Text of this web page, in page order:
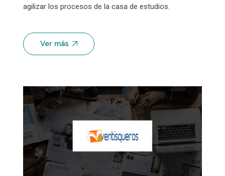
agilizar los procesos de la casa de estudios.
Ver más